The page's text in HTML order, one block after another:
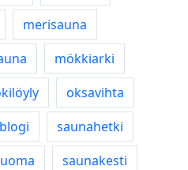
merisauna
mökkiarki
oksavihta
saunahetki
saunakesti